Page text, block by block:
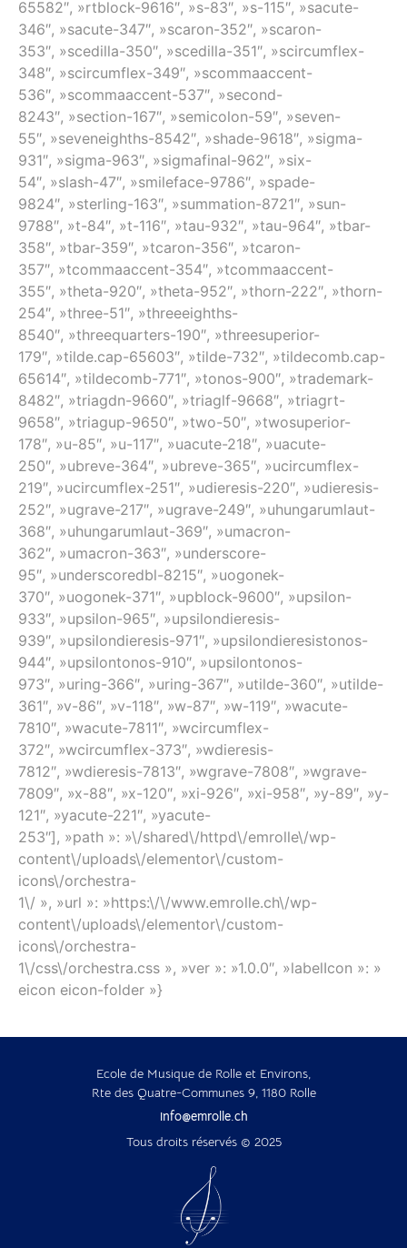
Ecole de Musique de Rolle et Environs,
Rte des Quatre-Communes 9, 1180 Rolle
info@emrolle.ch
Tous droits réservés © 2025